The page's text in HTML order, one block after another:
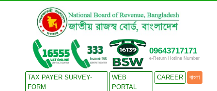
09643717171
e-Return Hotline Number
TAX PAYER SURVEY-
FORM
WEB
PORTAL
CAREER বাংলা